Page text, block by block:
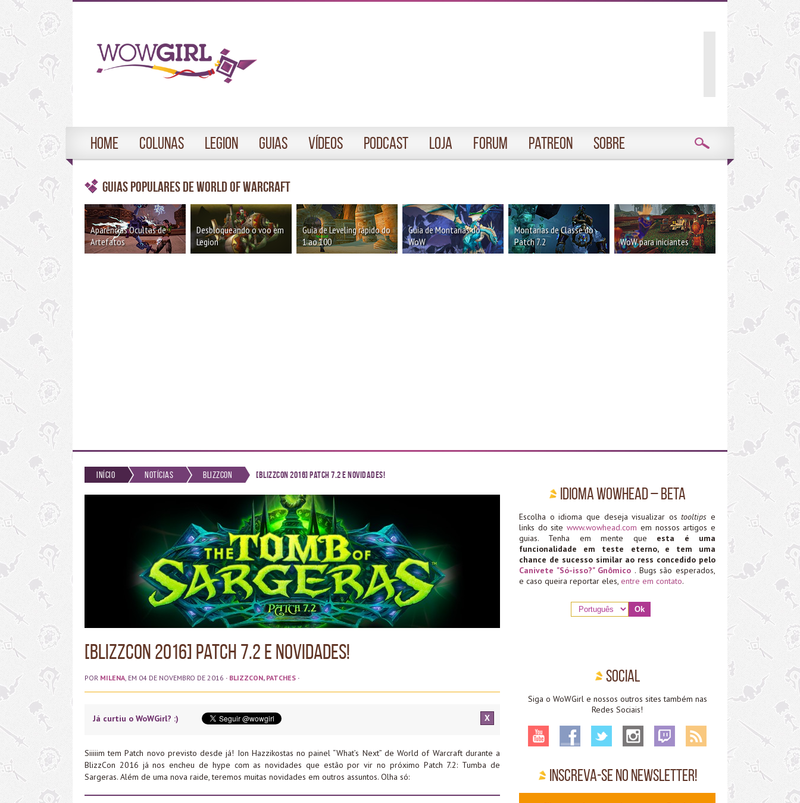
Home Colunas Legion Guias Vídeos Podcast Loja Forum Patreon Sobre
Guias Populares de World of Warcraft
Aparências Ocultas de
Artefatos
Desbloqueando o voo em
Legion
Guia de Leveling rápido do
1 ao 100
Guia de Montarias do
WoW
Montarias de Classe do
Patch 7.2
WoW para iniciantes
Início Notícias BlizzCon [BlizzCon 2016] Patch 7.2 e novidades!
[BlizzCon 2016] Patch 7.2 e novidades!
POR MILENA, EM 04 DE NOVEMBRO DE 2016 · BLIZZCON, PATCHES ·
Já curtiu o WoWGirl? :) X
Siiiiim tem Patch novo previsto desde já! Ion Hazzikostas no painel “What’s Next” de World of Warcraft durante a
BlizzCon 2016 já nos encheu de hype com as novidades que estão por vir no próximo Patch 7.2: Tumba de
Sargeras. Além de uma nova raide, teremos muitas novidades em outros assuntos. Olha só:
Idioma WoWHead – Beta
Escolha o idioma que deseja visualizar ostooltips e
links do sitewww.wowhead.com em nossos artigos e
guias. Tenha em mente que esta é uma
funcionalidade em teste eterno, e tem uma
chance de sucesso similar ao ress concedido pelo
Canivete "Só-isso?" Gnômico . Bugs são esperados,
e caso queira reportar eles, entre em contato.
Social
Siga o WoWGirl e nossos outros sites também nas
Redes Sociais!
Inscreva-se no Newsletter!